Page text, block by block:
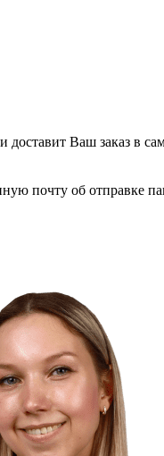
доставит Ваш заказ в
почту об отправке